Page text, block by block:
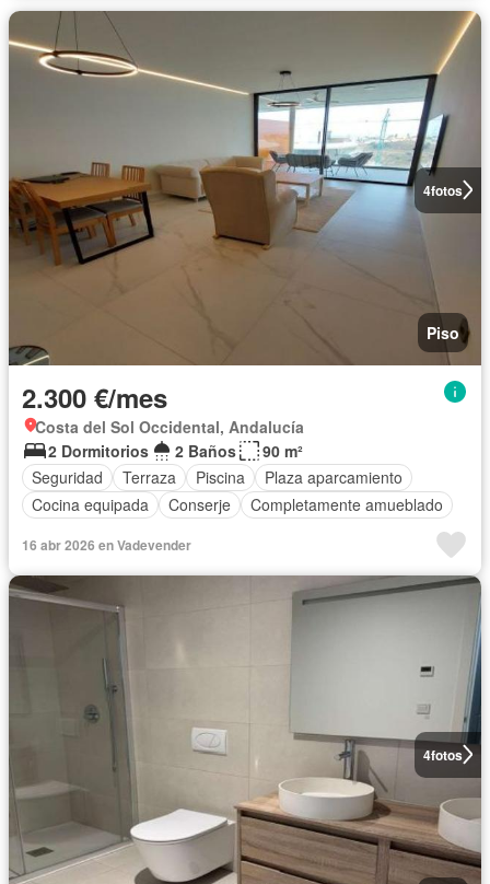
4fotos
Piso
2.300 €/mes
Costa del Sol Occidental, Andalucía
2 Dormitorios
2 Baños
90 m²
Seguridad
Terraza Piscina
Plaza aparcamiento
Cocina equipada
Conserje Completamente amueblado
16 abr 2026 en Vadevender
4fotos